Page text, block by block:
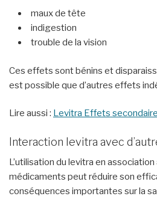
maux de tête
indigestion
trouble de la vision
Ces effets sont bénins et
est possible que d’autres effets
Lire aussi : Levitra Effets
Interaction levitra avec
L’utilisation du levitra en
médicaments peut réduire son
conséquences importantes sur la